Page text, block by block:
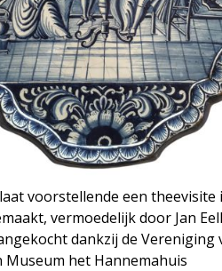
voorstellende een theevisite
vermoedelijk door Jan
dankzij de Vereniging
Museum het Hannemahuis